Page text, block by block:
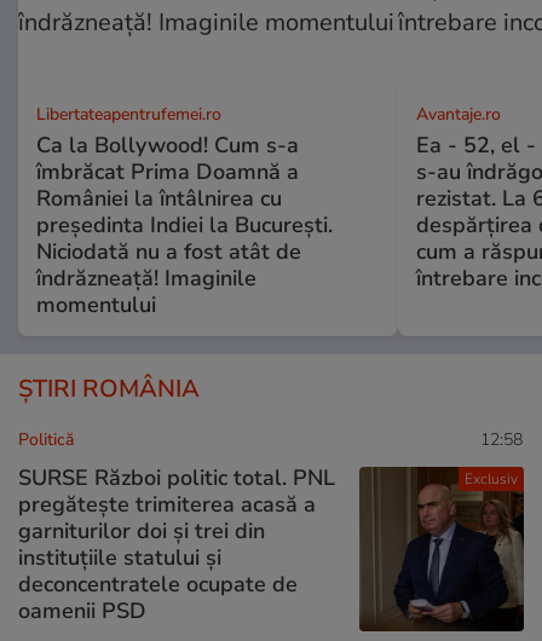
Libertateapentrufemei.ro
Ca la Bollywood! Cum s-a
îmbrăcat Prima Doamnă a
României la întâlnirea cu
președinta Indiei la București.
Niciodată nu a fost atât de
îndrăzneață! Imaginile
momentului
Avantaje.ro
Ea - 52, el -
s-au
rezistat. La
despărțirea
cum a
întrebare
ȘTIRI ROMÂNIA
Exclusiv
Politică 12:58
SURSE Război politic total. PNL
pregătește trimiterea acasă a
garniturilor doi și trei din
instituțiile statului și
deconcentratele ocupate de
oamenii PSD